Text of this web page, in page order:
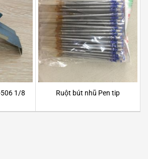
1/8 Ruột bút nhũ Pen tip